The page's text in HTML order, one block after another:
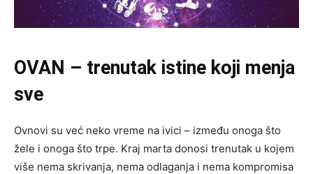
OVAN – trenutak istine koji menja
sve
Ovnovi su već neko vreme na ivici – između onoga što
žele i onoga što trpe. Kraj marta donosi trenutak u kojem
više nema skrivanja, nema odlaganja i nema kompromisa